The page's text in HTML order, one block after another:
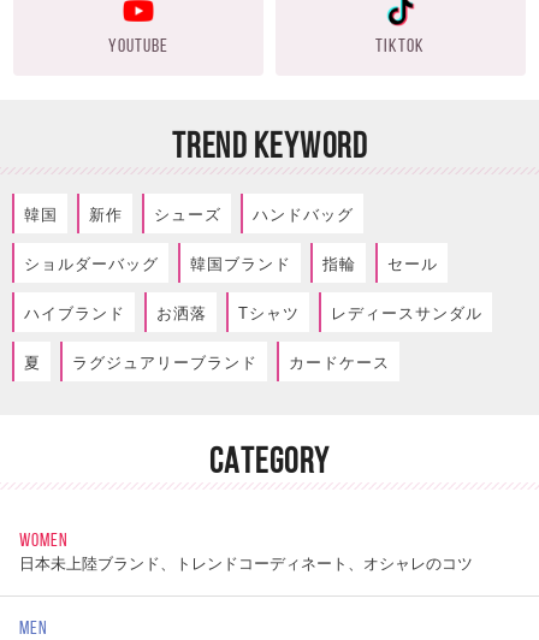
YOUTUBE TIKTOK
TREND KEYWORD
韓国 新作 シューズ ハンドバッグ
ショルダーバッグ 韓国ブランド 指輪 セール
ハイブランド お洒落 Tシャツ レディースサンダル
夏 ラグジュアリーブランド カードケース
CATEGORY
WOMEN
日本未上陸ブランド、トレンドコーディネート、オシャレのコツ
MEN